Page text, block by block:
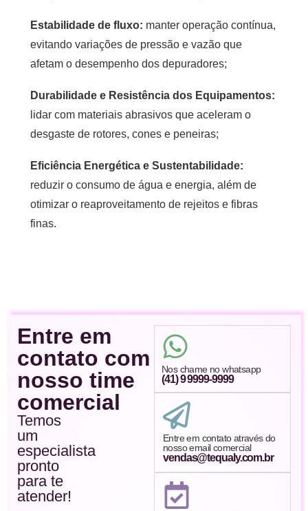
Estabilidade de fluxo: manter operação contínua,
evitando variações de pressão e vazão que
afetam o desempenho dos depuradores;
Durabilidade e Resistência dos Equipamentos:
lidar com materiais abrasivos que aceleram o
desgaste de rotores, cones e peneiras;
Eficiência Energética e Sustentabilidade:
reduzir o consumo de água e energia, além de
otimizar o reaproveitamento de rejeitos e fibras
finas.
Entre em
contato com
nosso time
comercial
Temos
um
especialista
pronto
para te
atender!
Nos chame no whatsapp
(41) 9 9999-9999
Entre em contato através do
nosso email comercial
vendas@tequaly.com.br